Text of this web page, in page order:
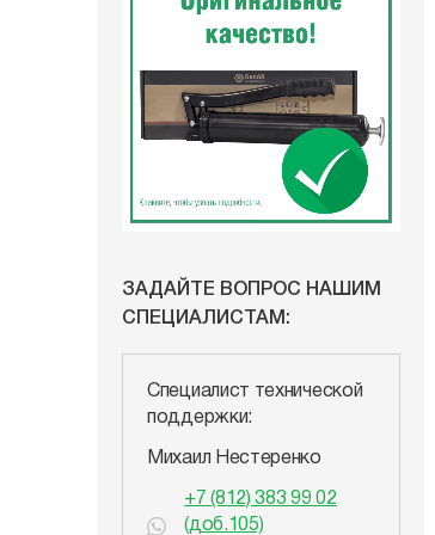
ЗАДАЙТЕ ВОПРОС НАШИМ
СПЕЦИАЛИСТАМ:
Специалист технической
поддержки:
Михаил Нестеренко
+7 (812) 383 99 02
(доб.105)